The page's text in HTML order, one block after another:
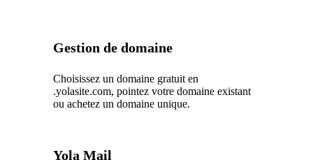
Gestion de domaine
Choisissez un domaine gratuit en
.yolasite.com, pointez votre domaine existant
ou achetez un domaine unique.
Yola Mail